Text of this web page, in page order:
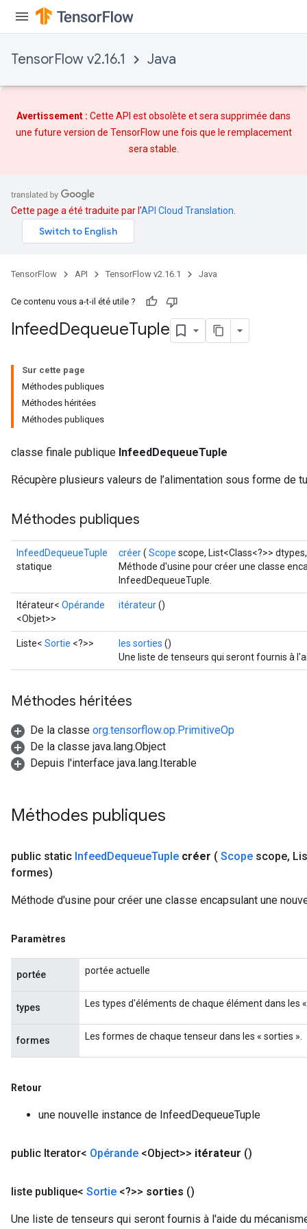
TensorFlow v2.16.1 Java
Avertissement : Cette API est obsolète et sera supprimée dans
une future version de TensorFlow une fois que le remplacement
sera stable.
Cette page a été traduite par l'API Cloud Translation
TensorFlow API TensorFlow v2.16.1 Java
Ce contenu vous a-t-il été utile ?
InfeedDequeueTuple
Sur cette page
Méthodes publiques
Méthodes héritées
Méthodes publiques
classe finale publique InfeedDequeueTuple
Récupère plusieurs valeurs de l’alimentation sous forme de
Méthodes publiques
InfeedDequeueTuple
statique
créer( Scope scope, List<Class<?>>
Méthode d'usine pour créer une classe
InfeedDequeueTuple.
Itérateur< Opérande
<Objet>>
itérateur()
Liste< Sortie <?>> les sorties ()
Une liste de tenseurs qui seront fournis à
Méthodes héritées
De la classe org.tensorflow.op.PrimitiveOp
De la classe java.lang.Object
Depuis l'interface java.lang.Iterable
Méthodes publiques
public static InfeedDequeueTuple créer ( Scope scope,
formes)
Méthode d'usine pour créer une classe encapsulant une
Paramètres
portée portée actuelle
types Les types d'éléments de chaque élément dans les
formes Les formes de chaque tenseur dans les « sorties ».
Retour
une nouvelle instance de InfeedDequeueTuple
public Iterator< Opérande <Object>> itérateur ()
liste publique< Sortie <?>> sorties ()
Une liste de tenseurs qui seront fournis à l'aide du